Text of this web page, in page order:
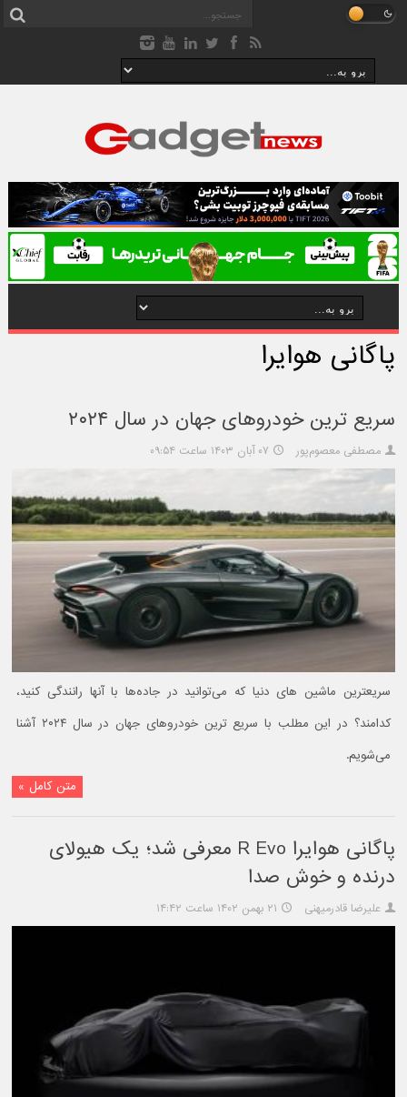
پاگانی هوایرا
سریع ترین خودروهای جهان در سال ۲۰۲۴
مصطفی معصوم‌پور ۰۷ آبان ۱۴۰۳ ساعت ۰۹:۵۴
سریعترین ماشین های دنیا که می‌توانید در جاده‌ها با آنها رانندگی کنید،
کدامند؟ در این مطلب با سریع ترین خودروهای جهان در سال ۲۰۲۴ آشنا
می‌شویم.
متن کامل »
پاگانی هوایرا R Evo معرفی شد؛ یک هیولای
درنده و خوش صدا
علیرضا قادرمیهنی ۲۱ بهمن ۱۴۰۲ ساعت ۱۴:۴۲